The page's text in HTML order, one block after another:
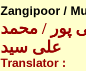
Zangipoor /
پور / محمد
علی سید
Translator :